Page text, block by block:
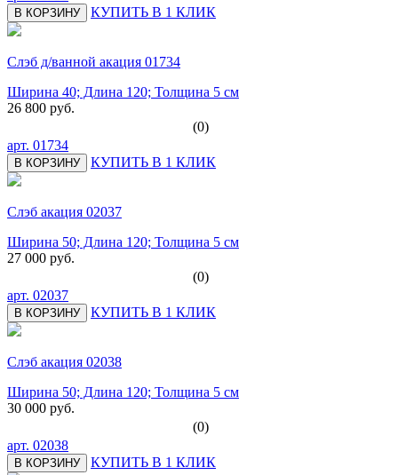
В КОРЗИНУ КУПИТЬ В 1 КЛИК
Слэб д/ванной акация 01734
Ширина 40; Длина 120; Толщина 5 см
26 800 руб.
(0)
арт. 01734
В КОРЗИНУ КУПИТЬ В 1 КЛИК
Слэб акация 02037
Ширина 50; Длина 120; Толщина 5 см
27 000 руб.
(0)
арт. 02037
В КОРЗИНУ КУПИТЬ В 1 КЛИК
Слэб акация 02038
Ширина 50; Длина 120; Толщина 5 см
30 000 руб.
(0)
арт. 02038
В КОРЗИНУ КУПИТЬ В 1 КЛИК